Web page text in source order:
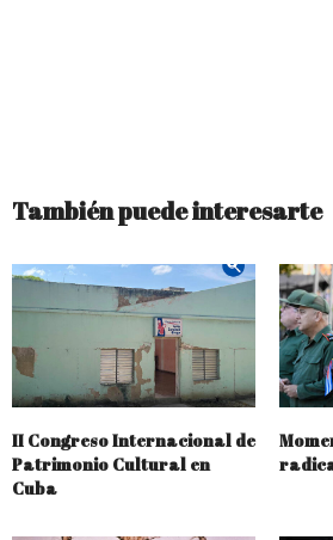
También puede interesarte
II Congreso Internacional de
Patrimonio Cultural en
Cuba